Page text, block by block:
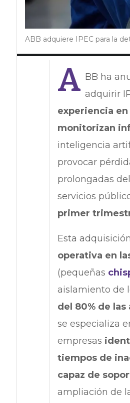
ABB adquiere IPEC para la
A BB ha
adquirir
experiencia
monitorizan
inteligencia
provocar
prolongadas
servicios
primer
Esta
operativa en
(pequeñas
aislamiento de
del 80% de
se especializa
empresas
tiempos de
capaz de
ampliación de